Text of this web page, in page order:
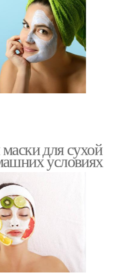
для сухой
условиях